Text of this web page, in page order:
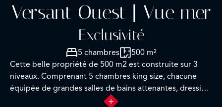
Versant Ouest | Vue mer
Exclusivité
5 chambres
500 m²
Cette belle propriété de 500 m2 est construite sur 3
niveaux. Comprenant 5 chambres king size, chacune
équipée de grandes salles de bains attenantes, dressing
et climatisation. La villa peut accueillir jusqu’à 10